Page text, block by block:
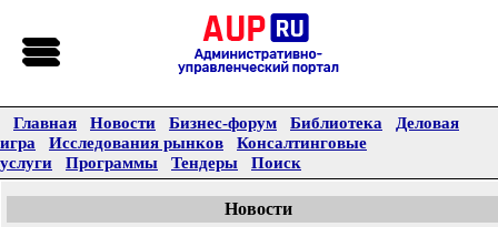
Главная Новости Бизнес-форум Библиотека
Деловая
игра
Исследования рынков
Консалтинговые
услуги
Программы Тендеры Поиск
Новости